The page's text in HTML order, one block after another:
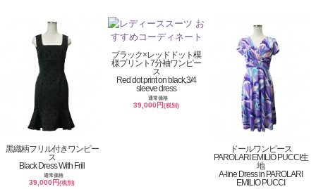
黒織柄フリル付きワンピー
ス
Black Dress With Frill
通常価格
39,000円(税別)
ブラック×レッドドット模
様プリント7分袖ワンピー
ス
Red dot print on black,3/4
sleeve dress
通常価格
39,000円(税別)
ドールワンピース
PAROLARI EMILIO PUCCI生
地
A-line Dress in PAROLARI
EMILIO PUCCI